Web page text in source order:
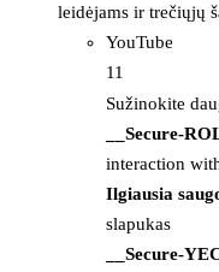
leidėjams ir trečiųjų
YouTube
11
Sužinokite
__Secure-
interaction
Ilgiausia
slapukas
__Secure-